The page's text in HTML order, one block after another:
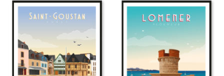
51.90€
51.90€